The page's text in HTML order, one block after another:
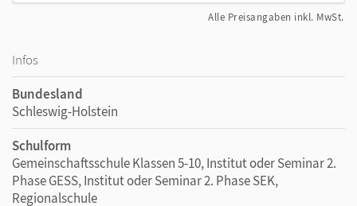
Alle Preisangaben inkl. MwSt.
Infos
Bundesland
Schleswig-Holstein
Schulform
Gemeinschaftsschule Klassen 5-10, Institut oder Seminar 2.
Phase GESS, Institut oder Seminar 2. Phase SEK,
Regionalschule